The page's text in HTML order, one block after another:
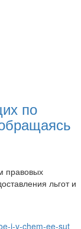
по
правовых
льгот и